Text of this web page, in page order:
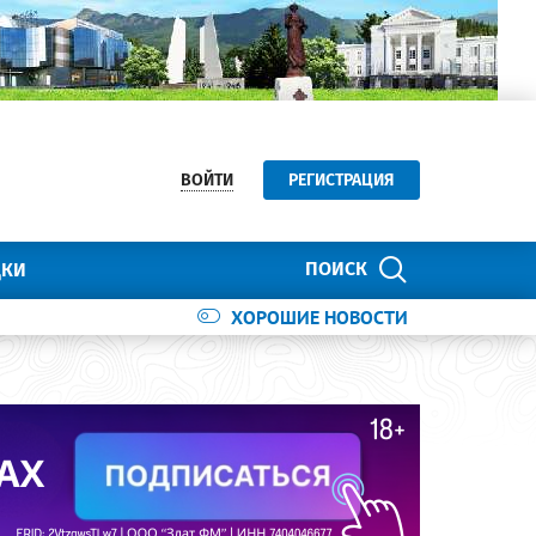
ВОЙТИ РЕГИСТРАЦИЯ
ПОИСК
ХОРОШИЕ НОВОСТИ